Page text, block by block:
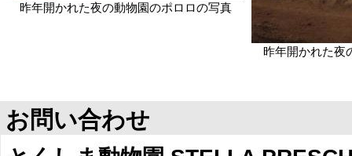
昨年開かれた夜の動物園のポロロの写真
昨年開かれた夜
お問い合わせ